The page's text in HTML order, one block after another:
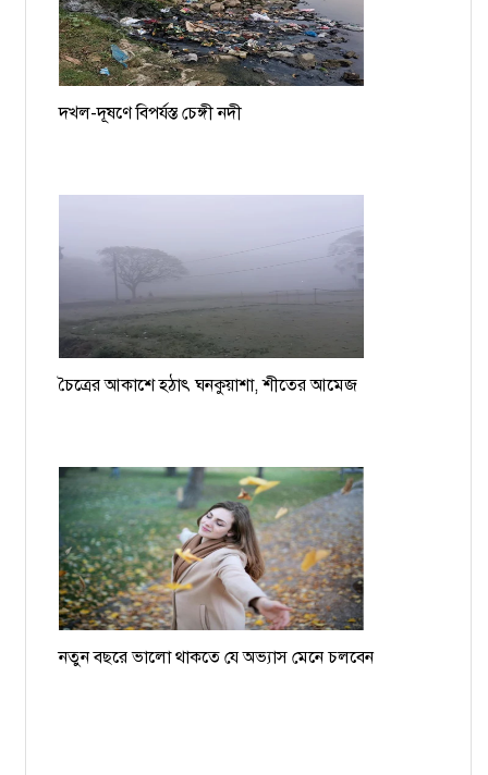
দখল-দূষণে বিপর্যস্ত চেঙ্গী নদী
চৈত্রের আকাশে হঠাৎ ঘনকুয়াশা, শীতের আমেজ
নতুন বছরে ভালো থাকতে যে অভ্যাস মেনে চলবেন